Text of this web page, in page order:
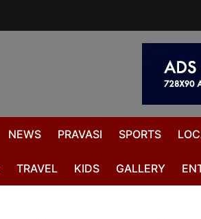
NEWS PRAVASI SPORTS
TRAVEL KIDS GALLERY